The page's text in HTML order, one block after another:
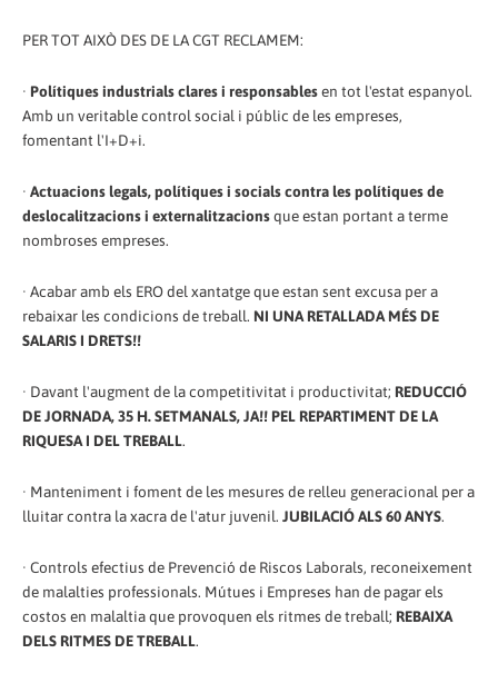
PER TOT AIXÒ DES DE LA CGT RECLAMEM:
· Polítiques industrials clares i responsablesen tot l'estat espanyol.
Amb un veritable control social i públic de les empreses,
fomentant l'I+D+i.
· Actuacions legals, polítiques i socials contra les polítiques de
deslocalitzacions i externalitzacionsque estan portant a terme
nombroses empreses.
· Acabar amb els ERO del xantatge que estan sent excusa per a
rebaixar les condicions de treball. NI UNA RETALLADA MÉS DE
SALARIS I DRETS!!
· Davant l'augment de la competitivitat i productivitat; REDUCCIÓ
DE JORNADA, 35 H. SETMANALS, JA!! PEL REPARTIMENT DE LA
RIQUESA I DEL TREBALL.
· Manteniment i foment de les mesures de relleu generacional per a
lluitar contra la xacra de l'atur juvenil. JUBILACIÓ ALS 60 ANYS.
· Controls efectius de Prevenció de Riscos Laborals, reconeixement
de malalties professionals. Mútues i Empreses han de pagar els
costos en malaltia que provoquen els ritmes de treball; REBAIXA
DELS RITMES DE TREBALL.